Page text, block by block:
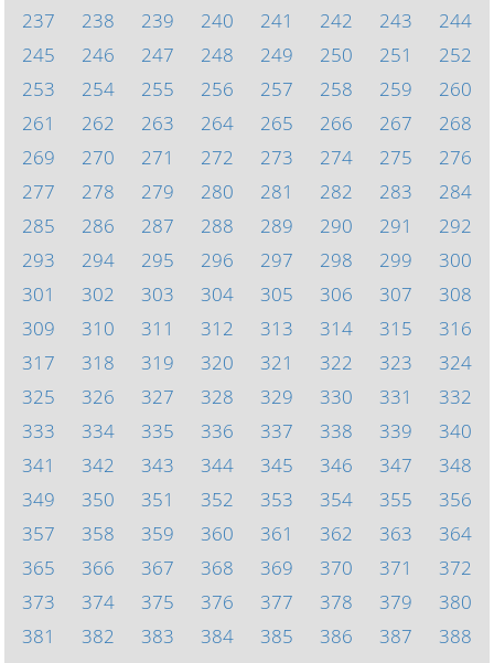
237
238 239 240 241 242 243
244
245
246 247 248 249 250 251
252
253
254 255 256 257 258 259
260
261
262 263 264 265 266 267
268
269
270 271 272 273 274 275
276
277
278 279 280 281 282 283
284
285
286 287 288 289 290 291
292
293
294 295 296 297 298 299
300
301
302 303 304 305 306 307
308
309
310 311 312 313 314 315
316
317
318 319 320 321 322 323
324
325
326 327 328 329 330 331
332
333
334 335 336 337 338 339
340
341
342 343 344 345 346 347
348
349
350 351 352 353 354 355
356
357
358 359 360 361 362 363
364
365
366 367 368 369 370 371
372
373
374 375 376 377 378 379
380
381
382 383 384 385 386 387
388